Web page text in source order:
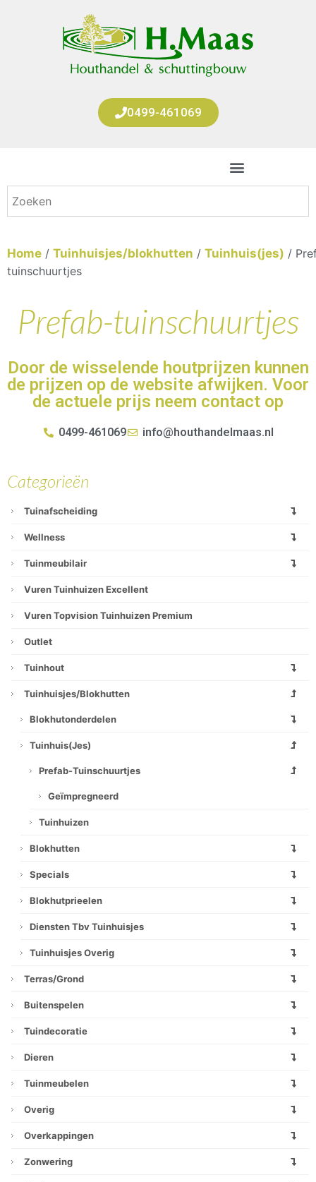
0499-461069
Home / Tuinhuisjes/blokhutten / Tuinhuis(jes) /
tuinschuurtjes
Prefab-tuinschuurtjes
Door de wisselende houtprijzen kunnen
de prijzen op de website afwijken. Voor
de actuele prijs neem contact op
0499-461069 info@houthandelmaas.nl
Categorieën
Tuinafscheiding
Wellness
Tuinmeubilair
Vuren Tuinhuizen Excellent
Vuren Topvision Tuinhuizen Premium
Outlet
Tuinhout
Tuinhuisjes/blokhutten
Blokhutonderdelen
Tuinhuis(jes)
Prefab-Tuinschuurtjes
Geïmpregneerd
Tuinhuizen
Blokhutten
Specials
Blokhutprieelen
Diensten Tbv Tuinhuisjes
Tuinhuisjes Overig
Terras/grond
Buitenspelen
Tuindecoratie
Dieren
Tuinmeubelen
Overig
Overkappingen
Zonwering